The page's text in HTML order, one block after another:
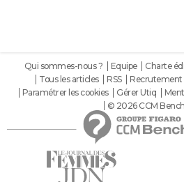
Qui sommes-nous ? Equipe Charte
Tous les articles
RSS Recrutement
Paramétrer les cookies
Gérer Utiq
© 2026 CCM